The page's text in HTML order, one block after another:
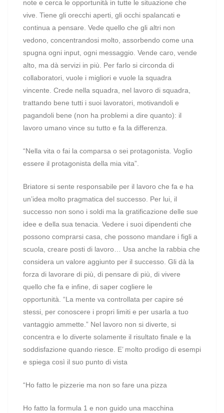
note e cerca le opportunità in tutte le situazione che
vive. Tiene gli orecchi aperti, gli occhi spalancati e
continua a pensare. Vede quello che gli altri non
vedono, concentrandosi molto, assorbendo come una
spugna ogni input, ogni messaggio. Vende caro, vende
alto, ma dà servizi in più. Per farlo si circonda di
collaboratori, vuole i migliori e vuole la squadra
vincente. Crede nella squadra, nel lavoro di squadra,
trattando bene tutti i suoi lavoratori, motivandoli e
pagandoli bene (non ha problemi a dire quanto): il
lavoro umano vince su tutto e fa la differenza.
“Nella vita o fai la comparsa o sei protagonista. Voglio
essere il protagonista della mia vita”.
Briatore si sente responsabile per il lavoro che fa e ha
un’idea molto pragmatica del successo. Per lui, il
successo non sono i soldi ma la gratificazione delle sue
idee e della sua tenacia. Vedere i suoi dipendenti che
possono comprarsi casa, che possono mandare i figli a
scuola, creare posti di lavoro… Usa anche la rabbia che
considera un valore aggiunto per il successo. Gli dà la
forza di lavorare di più, di pensare di più, di vivere
quello che fa e infine, di saper cogliere le
opportunità. “La mente va controllata per capire sé
stessi, per conoscere i propri limiti e per usarla a tuo
vantaggio ammette.” Nel lavoro non si diverte, si
concentra e lo diverte solamente il risultato finale e la
soddisfazione quando riesce. E’ molto prodigo di esempi
e spiega così il suo punto di vista
“Ho fatto le pizzerie ma non so fare una pizza
Ho fatto la formula 1 e non guido una macchina